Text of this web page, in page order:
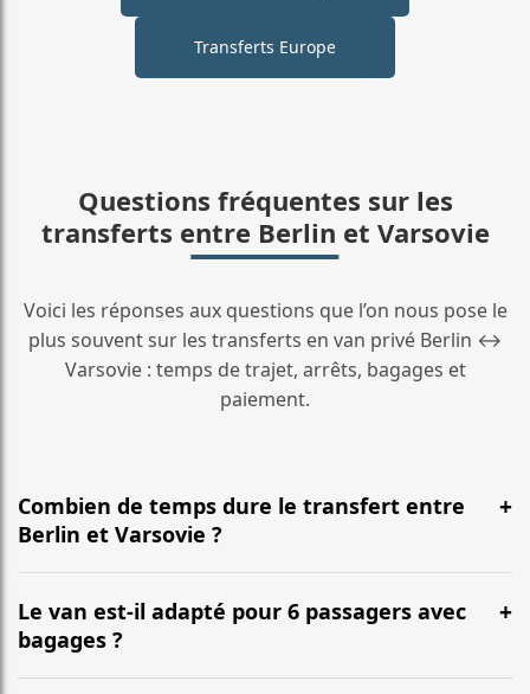
Transferts Europe
Questions fréquentes sur les
transferts entre Berlin et Varsovie
Voici les réponses aux questions que l’on nous pose le
plus souvent sur les transferts en van privé Berlin ↔
Varsovie : temps de trajet, arrêts, bagages et
paiement.
Combien de temps dure le transfert entre
Berlin et Varsovie ?
En général, la durée est d’environ 6 h 40 min pour une
distance d’environ 630 km. L’itinéraire emprunte le plus
souvent l’autoroute et peut varier selon le trafic.
Le van est-il adapté pour 6 passagers avec
bagages ?
Oui. Nos vans (Mercedes Classe V, VW Multivan) sont